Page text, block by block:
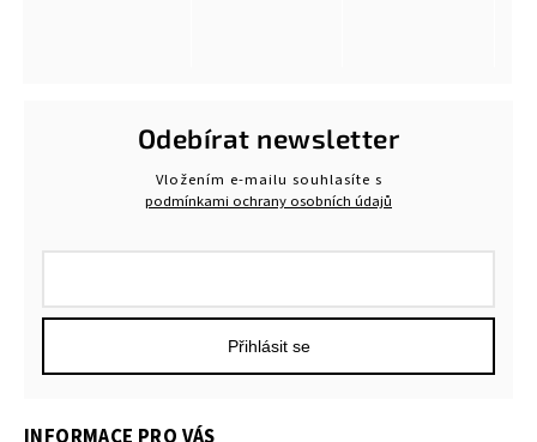
Odebírat newsletter
Vložením e-mailu souhlasíte s
podmínkami ochrany osobních údajů
Přihlásit se